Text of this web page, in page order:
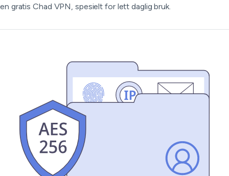
en gratis Chad VPN, spesielt for lett daglig bruk.